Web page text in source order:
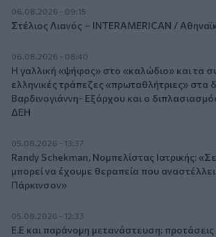
06.08.2026 - 09:15
Στέλιος Λιανός – INTERAMERICAN /
06.08.2026 - 08:40
Η γαλλική «ψήφος» στο «καλώδιο» και τα
ελληνικές τράπεζες «πρωταθλήτριες» στα
Βαρδινογιάννη- Εξάρχου και ο
ΔΕΗ
05.08.2026 - 13:37
Randy Schekman, Νομπελίστας Ιατρικής:
μπορεί να έχουμε θεραπεία που αναστέλλει
Πάρκινσον»
05.08.2026 - 12:33
Ε.Ε και παράνομη μετανάστευση: προτάσεις